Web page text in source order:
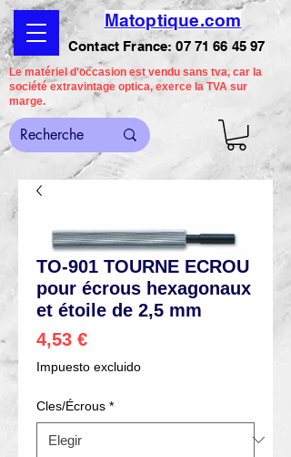
Matoptique.com
Contact France:07 71 66 45 97
Le matériel d'occasion est vendu sans tva, car la
société extravintage optica, exerce la TVA sur
marge.
TO-901 TOURNE ECROU
pour écrous hexagonaux
et étoile de 2,5 mm
4,53 €Precio
Impuesto excluido
Cles/Écrous *